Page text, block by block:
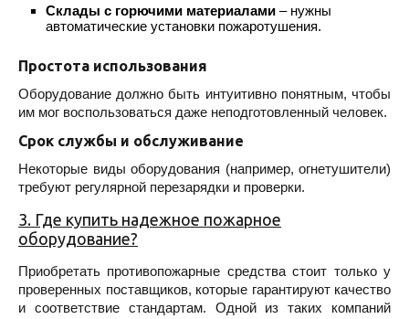
Склады с горючими материалами – нужны
автоматические установки пожаротушения.
Простота использования
Оборудование должно быть интуитивно понятным, чтобы
им мог воспользоваться даже неподготовленный человек.
Срок службы и обслуживание
Некоторые виды оборудования (например, огнетушители)
требуют регулярной перезарядки и проверки.
3. Где купить надежное пожарное
оборудование?
Приобретать противопожарные средства стоит только у
проверенных поставщиков, которые гарантируют качество
и соответствие стандартам. Одной из таких компаний